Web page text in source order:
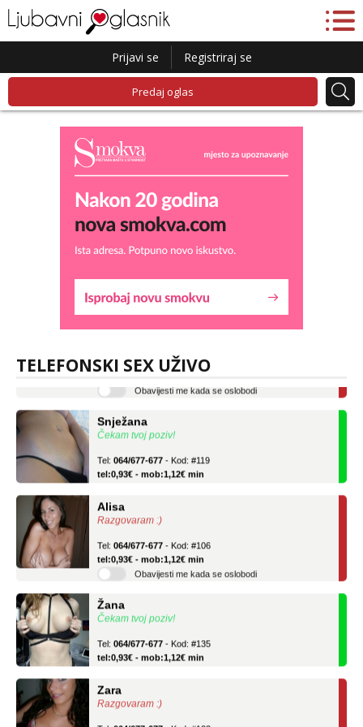
Prijavi se Registriraj se
Predaj oglas
TELEFONSKI SEX UŽIVO
tel:0,93€ - mob:1,12€ min
Čekam tvoj poziv!
tel:0,93€ - mob:1,12€ min
Razgovaram :)
tel:0,93€ - mob:1,12€ min
Obavijesti me kada se oslobodi
Čekam tvoj poziv!
tel:0,93€ - mob:1,12€ min
Razgovaram :)